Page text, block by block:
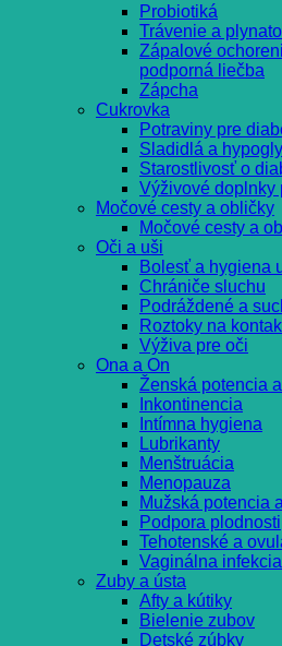
Probiotiká
Trávenie a
Zápalové
podporná liečba
Zápcha
Cukrovka
Potraviny pre
Sladidlá a
Starostlivosť o
Výživové doplnky
Močové cesty a obličky
Močové cesty a
Oči a uši
Bolesť a hygiena
Chrániče sluchu
Podráždené a
Roztoky na
Výživa pre oči
Ona a On
Ženská potencia
Inkontinencia
Intímna hygiena
Lubrikanty
Menštruácia
Menopauza
Mužská potencia
Podpora plodnosti
Tehotenské a
Vaginálna
Zuby a ústa
Afty a kútiky
Bielenie zubov
Detské zúbky